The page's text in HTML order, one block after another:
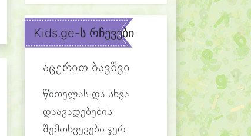
Kids.ge-ს რჩევები
აცერით ბავშვი
წითელას და სხვა
დაავადებების
შემთხვევები ჯერ